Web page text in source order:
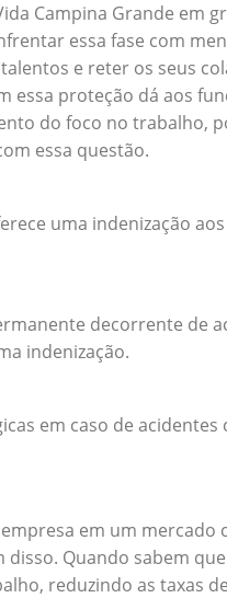
Campina Grande em
essa fase com
e reter os seus
essa proteção dá aos
do foco no trabalho,
essa questão.
uma indenização
decorrente de
indenização.
em caso de
em um
Quando sabem
reduzindo as taxas